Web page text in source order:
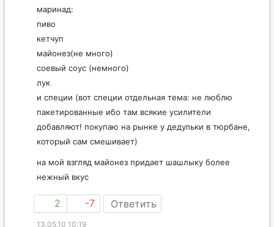
маринад:
пиво
кетчуп
майонез(не много)
соевый соус (немного)
лук
и специи (вот специи отдельная тема: не люблю
пакетированные ибо там всякие усилители
добавляют! покупаю на рынке у дедульки в тюрбане,
который сам смешивает)
на мой взгляд майонез придает шашлыку более
нежный вкус
2 -7 Ответить
13.05.10 10:19